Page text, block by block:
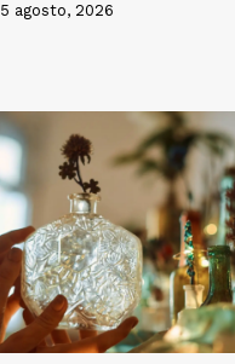
5 agosto, 2026